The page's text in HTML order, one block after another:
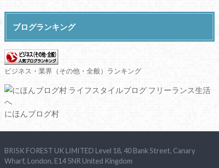
ブログランキング
ビジネス・業界（その他・全般）ランキング
にほんブログ村
BRISK FOREST UK LIMITED Level 18, 40 Bank Street, Canary
Wharf, London, E14 5NR United Kingdom